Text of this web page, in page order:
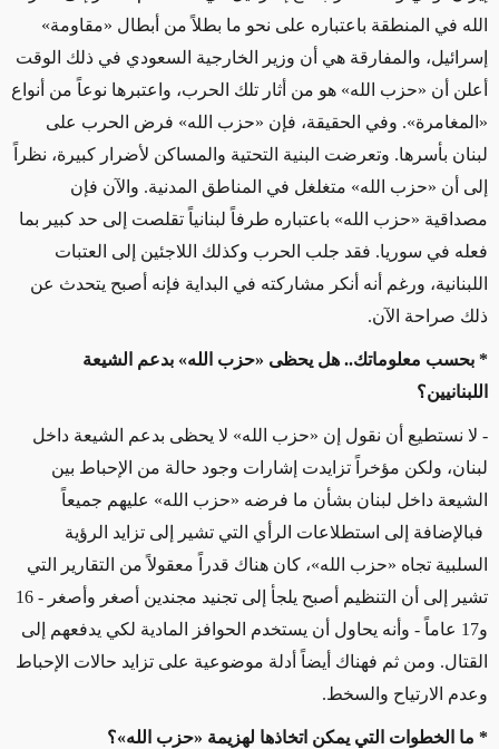
الله في المنطقة باعتباره على نحو ما بطلاً من أبطال «مقاومة»
إسرائيل، والمفارقة هي أن وزير الخارجية السعودي في ذلك الوقت
أعلن أن «حزب الله» هو من أثار تلك الحرب، واعتبرها نوعاً من أنواع
«المغامرة». وفي الحقيقة، فإن «حزب الله» فرض الحرب على
لبنان بأسرها. وتعرضت البنية التحتية والمساكن لأضرار كبيرة، نظراً
إلى أن «حزب الله» متغلغل في المناطق المدنية. والآن فإن
مصداقية «حزب الله» باعتباره طرفاً لبنانياً تقلصت إلى حد كبير بما
فعله في سوريا. فقد جلب الحرب وكذلك اللاجئين إلى العتبات
اللبنانية، ورغم أنه أنكر مشاركته في البداية فإنه أصبح يتحدث عن
ذلك صراحة الآن.
* بحسب معلوماتك.. هل يحظى «حزب الله» بدعم الشيعة
اللبنانيين؟
- لا نستطيع أن نقول إن «حزب الله» لا يحظى بدعم الشيعة داخل
لبنان، ولكن مؤخراً تزايدت إشارات وجود حالة من الإحباط بين
الشيعة داخل لبنان بشأن ما فرضه «حزب الله» عليهم جميعاً
فبالإضافة إلى استطلاعات الرأي التي تشير إلى تزايد الرؤية
السلبية تجاه «حزب الله»، كان هناك قدراً معقولاً من التقارير التي
تشير إلى أن التنظيم أصبح يلجأ إلى تجنيد مجندين أصغر وأصغر - 16
و17 عاماً - وأنه يحاول أن يستخدم الحوافز المادية لكي يدفعهم إلى
القتال. ومن ثم فهناك أيضاً أدلة موضوعية على تزايد حالات الإحباط
وعدم الارتياح والسخط.
* ما الخطوات التي يمكن اتخاذها لهزيمة «حزب الله»؟